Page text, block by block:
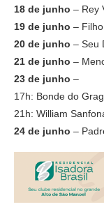
18 de junho – Rey
19 de junho –
20 de junho – Seu
21 de junho –
23 de junho –
17h: Bonde do
21h: William
24 de junho –